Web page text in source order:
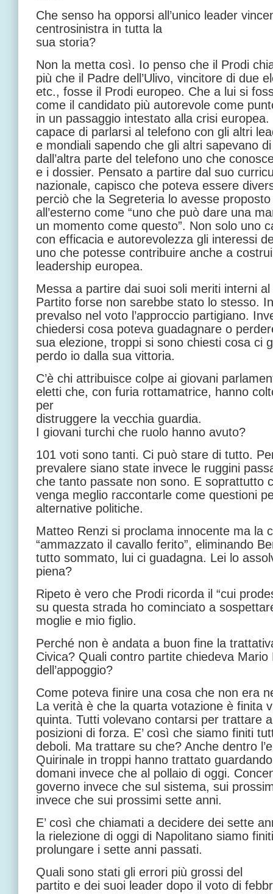
Che senso ha opporsi all’unico leader
centrosinistra in tutta la
sua storia?
Non la metta così. Io penso che il Prodi
più che il Padre dell’Ulivo, vincitore di due
etc., fosse il Prodi europeo. Che a lui si
come il candidato più autorevole come
in un passaggio intestato alla crisi
capace di parlarsi al telefono con gli altri
e mondiali sapendo che gli altri sapevano
dall’altra parte del telefono uno che
e i dossier. Pensato a partire dal suo
nazionale, capisco che poteva essere
perciò che la Segreteria lo avesse proposto
all’esterno come “uno che può dare una
un momento come questo”. Non solo uno
con efficacia e autorevolezza gli interessi
uno che potesse contribuire anche a
leadership europea.
Messa a partire dai suoi soli meriti interni
Partito forse non sarebbe stato lo stesso.
prevalso nel voto l’approccio partigiano.
chiedersi cosa poteva guadagnare o
sua elezione, troppi si sono chiesti cosa ci
perdo io dalla sua vittoria.
C’è chi attribuisce colpe ai giovani
eletti che, con furia rottamatrice, hanno
per
distruggere la vecchia guardia.
I giovani turchi che ruolo hanno avuto?
101 voti sono tanti. Ci può stare di tutto.
prevalere siano state invece le ruggini
che tanto passate non sono. E soprattutto
venga meglio raccontarle come questioni
alternative politiche.
Matteo Renzi si proclama innocente ma la
“ammazzato il cavallo ferito”, eliminando
tutto sommato, lui ci guadagna. Lei lo
piena?
Ripeto è vero che Prodi ricorda il “cui
su questa strada ho cominciato a
moglie e mio figlio.
Perché non è andata a buon fine la
Civica? Quali contro partite chiedeva Mario
dell’appoggio?
Come poteva finire una cosa che non era
La verità è che la quarta votazione è finita
quinta. Tutti volevano contarsi per trattare
posizioni di forza. E’ così che siamo finiti
deboli. Ma trattare su che? Anche dentro
Quirinale in troppi hanno trattato guardando
domani invece che al pollaio di oggi.
governo invece che sul sistema, sui
invece che sui prossimi sette anni.
E’ così che chiamati a decidere dei sette
la rielezione di oggi di Napolitano siamo
prolungare i sette anni passati.
Quali sono stati gli errori più grossi del
partito e dei suoi leader dopo il voto di